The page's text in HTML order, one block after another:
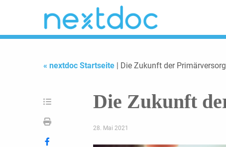
« nextdoc Startseite | Die Zukunft der
Die Zukunft
28. Mai 2021